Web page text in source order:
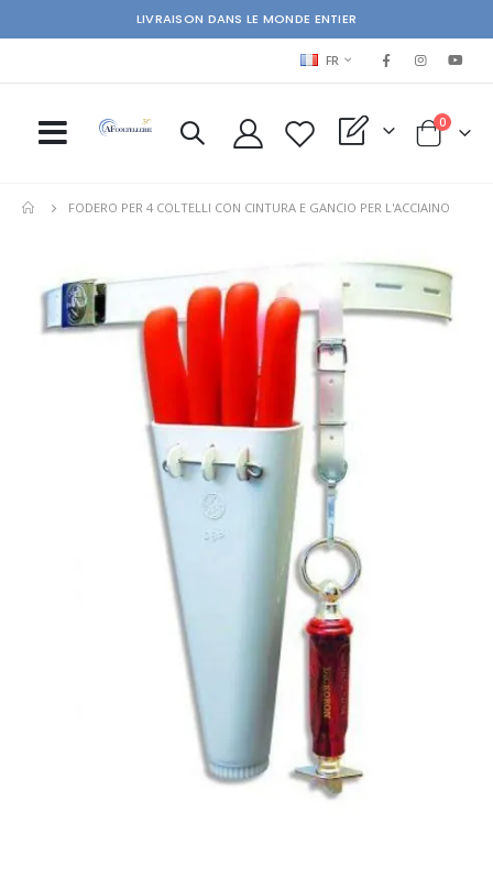
LIVRAISON DANS LE MONDE ENTIER
LANGUAGE
FR
My Quote Cart
0items
FODERO PER 4 COLTELLI CON CINTURA E GANCIO PER L'ACCIAINO
the